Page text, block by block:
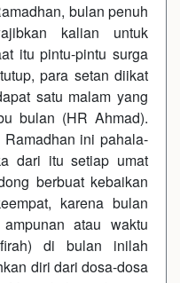
bulan penuh
kalian untuk
itu pintu-pintu surga
para setan diikat
satu malam yang
bulan (HR Ahmad).
ini pahala-
dari itu setiap umat
berbuat kebaikan
karena bulan
atau waktu
di bulan inilah
diri dari dosa-dosa